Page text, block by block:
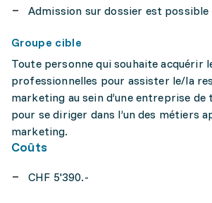
Admission sur dossier est possible
Groupe cible
Toute personne qui souhaite acquérir
professionnelles pour assister le/la
marketing au sein d’une entreprise de
pour se diriger dans l’un des métiers
marketing.
Coûts
CHF 5'390.-